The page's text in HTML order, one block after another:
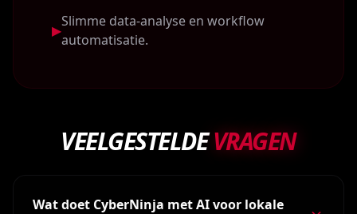
▶
Slimme data-analyse en workflow
automatisatie.
VEELGESTELDEVRAGEN
Wat doet CyberNinja met AI voor lokale